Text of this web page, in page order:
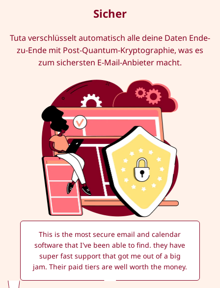
Sicher
Tuta verschlüsselt automatisch alle deine Daten Ende-
zu-Ende mit Post-Quantum-Kryptographie, was es
zum sichersten E-Mail-Anbieter macht.
This is the most secure email and calendar
software that I've been able to find. they have
super fast support that got me out of a big
jam. Their paid tiers are well worth the money.